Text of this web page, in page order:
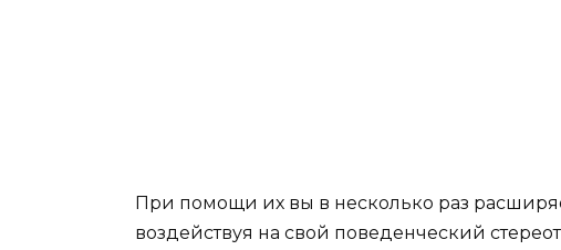
При помощи их вы в несколько раз
воздействуя на свой поведенческий